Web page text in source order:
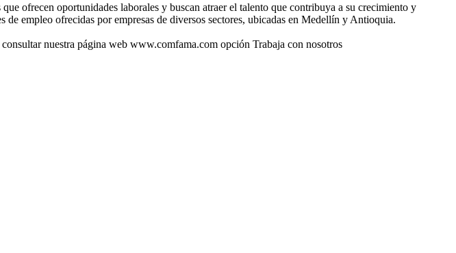
ofrecen oportunidades laborales y buscan atraer el talento que contribuya a su crecimiento y
empleo ofrecidas por empresas de diversos sectores, ubicadas en Medellín y Antioquia.
nuestra página web www.comfama.com opción Trabaja con nosotros